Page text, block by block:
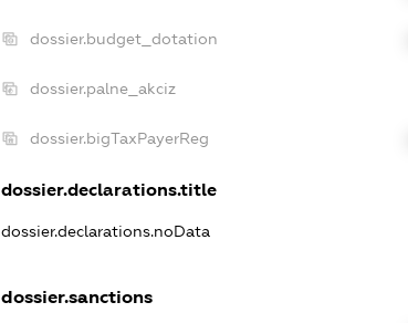
dossier.budget_dotation
dossier.palne_akciz
dossier.bigTaxPayerReg
dossier.declarations.title
dossier.declarations.noData
dossier.sanctions